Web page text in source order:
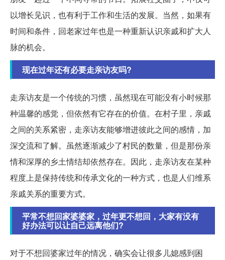
以增长见识，也有利于工作和生活的发展。当然，如果有
时间和条件，回老家过年也是一种重新认识亲戚和扩大人
脉的机会。
现在过年还有必要走亲访友吗?
走亲访友是一个传统的习惯，虽然现在可能没有小时候那
种温馨的感觉，但依然有它存在的价值。在村子里，亲戚
之间的关系紧密，走亲访友能够增进彼此之间的感情，加
深交流和了解。虽然逐渐减少了村民的数量，但是那份亲
情和深厚的乡土情结却依然存在。因此，走亲访友在某种
程度上是保持传统和传承文化的一种方式，也是人们维系
亲戚关系的重要方式。
平常不想回家婆婆家，过年更不想回，大家有没有
好办法可以让自己远离他们?
对于不想回婆家过年的情况，确实会让很多儿媳感到困